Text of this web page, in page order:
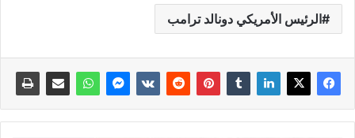
الرئيس الأمريكي دونالد ترامب